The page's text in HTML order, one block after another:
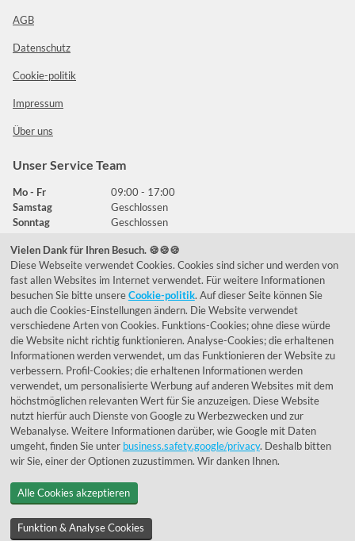
AGB
Datenschutz
Cookie-politik
Impressum
Über uns
Unser Service Team
Mo - Fr
09:00 - 17:00
Samstag
Geschlossen
Sonntag
Geschlossen
Häufig gestellte Fragen
039292 - 678215
de@lumidora.com
FacebookInstagram
Kundenmeinungen
Exzellent - eKomi.de
Vielen Dank für Ihren Besuch. 🍪🍪🍪
Diese Webseite verwendet Cookies. Cookies sind sicher und werden von
fast allen Websites im Internet verwendet. Für weitere Informationen
besuchen Sie bitte unsereCookie-politik. Auf dieser Seite können Sie
auch die Cookies-Einstellungen ändern. Die Website verwendet
verschiedene Arten von Cookies. Funktions-Cookies; ohne diese würde
die Website nicht richtig funktionieren. Analyse-Cookies; die erhaltenen
Informationen werden verwendet, um das Funktionieren der Website zu
verbessern. Profil-Cookies; die erhaltenen Informationen werden
verwendet, um personalisierte Werbung auf anderen Websites mit dem
höchstmöglichen relevanten Wert für Sie anzuzeigen. Diese Website
nutzt hierfür auch Dienste von Google zu Werbezwecken und zur
Webanalyse. Weitere Informationen darüber, wie Google mit Daten
umgeht, finden Sie unter business.safety.google/privacy. Deshalb bitten
wir Sie, einer der Optionen zuzustimmen. Wir danken Ihnen.
Alle Cookies akzeptieren
Funktion & Analyse Cookies